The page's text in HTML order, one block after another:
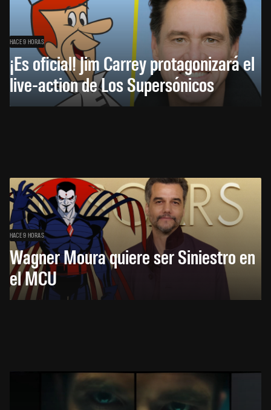
HACE 9 HORAS
¡Es oficial! Jim Carrey protagonizará el
live-action de Los Supersónicos
HACE 9 HORAS
Wagner Moura quiere ser Siniestro en
el MCU